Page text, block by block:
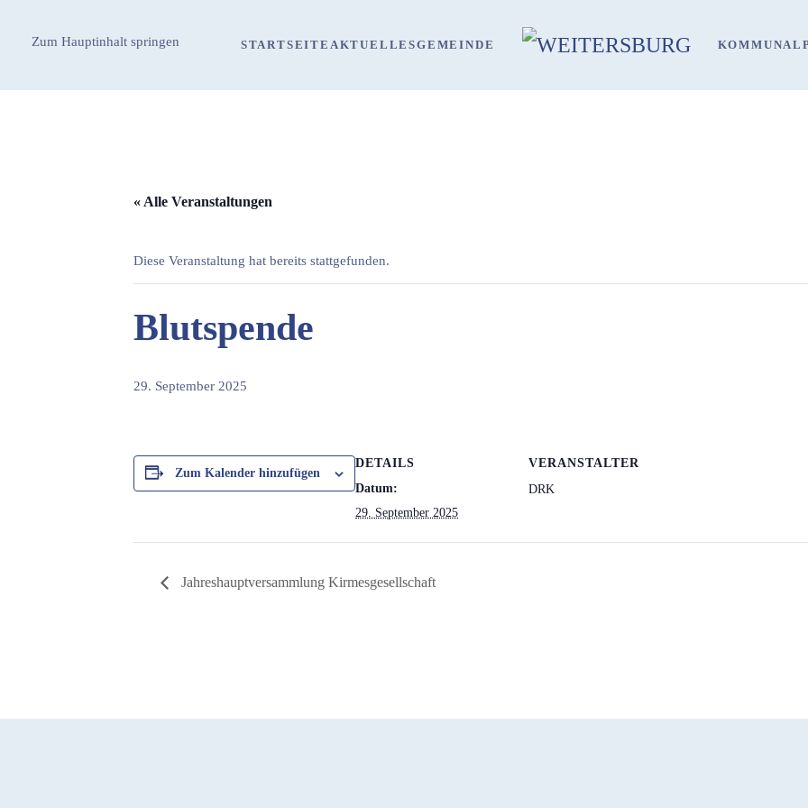
Zum Hauptinhalt springen STARTSEITE AKTUELLESGEMEINDE
« Alle Veranstaltungen
Diese Veranstaltung hat bereits stattgefunden.
Blutspende
29. September 2025
Zum Kalender hinzufügen
DETAILS
Datum:
29. September 2025
VERANSTALTER
DRK
Jahreshauptversammlung Kirmesgesellschaft